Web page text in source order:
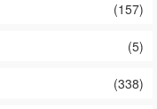
(157)
(5)
(338)